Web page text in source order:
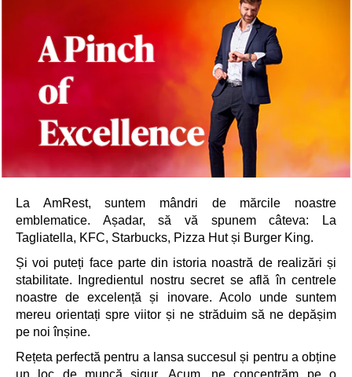
La AmRest, suntem mândri de mărcile noastre
emblematice. Așadar, să vă spunem câteva: La
Tagliatella, KFC, Starbucks, Pizza Hut și Burger King.
Și voi puteți face parte din istoria noastră de realizări și
stabilitate. Ingredientul nostru secret se află în centrele
noastre de excelență și inovare. Acolo unde suntem
mereu orientați spre viitor și ne străduim să ne depășim
pe noi înșine.
Rețeta perfectă pentru a lansa succesul și pentru a obține
un loc de muncă sigur. Acum, ne concentrăm pe o